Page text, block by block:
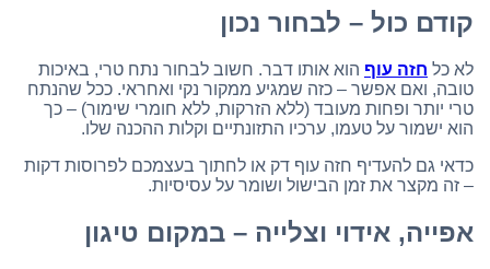
קודם כול – לבחור נכון
לא כל חזה עוף הוא אותו דבר. חשוב לבחור נתח טרי, באיכות
טובה, ואם אפשר – כזה שמגיע ממקור נקי ואחראי. ככל שהנתח
טרי יותר ופחות מעובד (ללא הזרקות, ללא חומרי שימור) – כך
הוא ישמור על טעמו, ערכיו התזונתיים וקלות ההכנה שלו.
כדאי גם להעדיף חזה עוף דק או לחתוך בעצמכם לפרוסות דקות
– זה מקצר את זמן הבישול ושומר על עסיסיות.
אפייה, אידוי וצלייה – במקום טיגון